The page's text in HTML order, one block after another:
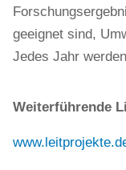
geeignet sind,
Jedes Jahr
Weiterführende